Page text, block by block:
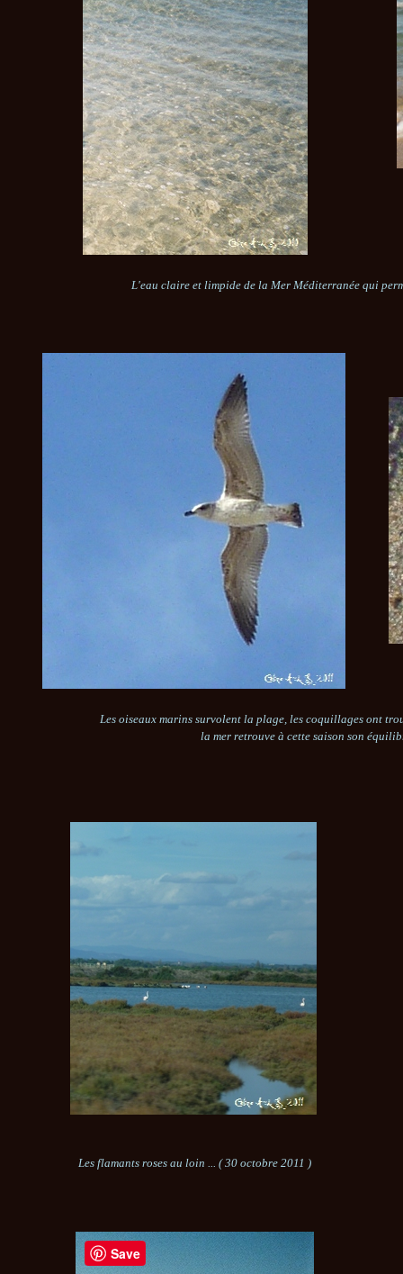
L'eau claire et limpide de la Mer Méditerranée qui
Les oiseaux marins survolent la plage, les coquillages ont
la mer retrouve à cette saison son
Les flamants roses au loin ... ( 30 octobre 2011 )
Save